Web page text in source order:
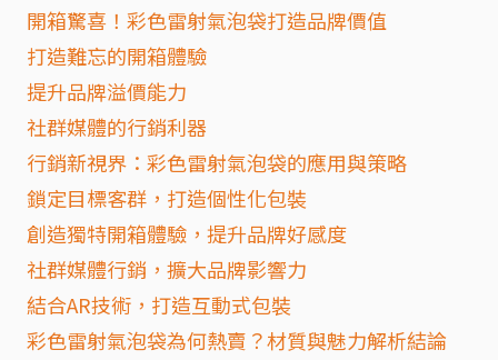
開箱驚喜！彩色雷射氣泡袋打造品牌價值
打造難忘的開箱體驗
提升品牌溢價能力
社群媒體的行銷利器
行銷新視界：彩色雷射氣泡袋的應用與策略
鎖定目標客群，打造個性化包裝
創造獨特開箱體驗，提升品牌好感度
社群媒體行銷，擴大品牌影響力
結合AR技術，打造互動式包裝
彩色雷射氣泡袋為何熱賣？材質與魅力解析結論